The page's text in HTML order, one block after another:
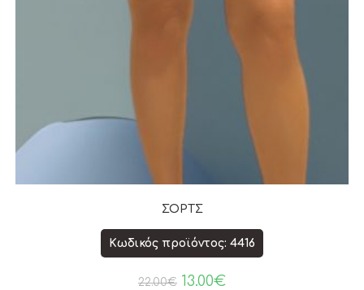
ΣΟΡΤΣ
Κωδικός προϊόντος: 4416
22.00€ 13.00€